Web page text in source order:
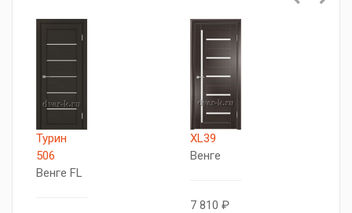
Турин
506
Венге FL
XL39
Венге
7 810 ₽